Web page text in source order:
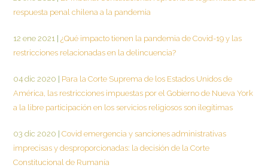
respuesta penal chilena a la pandemia
12 ene 2021 ¿Qué impacto tienen la pandemia de Covid-19 y las
restricciones relacionadas en la delincuencia?
04 dic 2020
Para la Corte Suprema de los Estados Unidos de
América, las restricciones impuestas por el Gobierno de Nueva York
a la libre participación en los servicios religiosos son ilegítimas
03 dic 2020
Covid emergencia y sanciones administrativas
imprecisas y desproporcionadas: la decisión de la Corte
Constitucional de Rumanía